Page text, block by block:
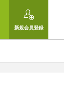
新規会員登録